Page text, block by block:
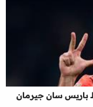
باريس سان جيرمان